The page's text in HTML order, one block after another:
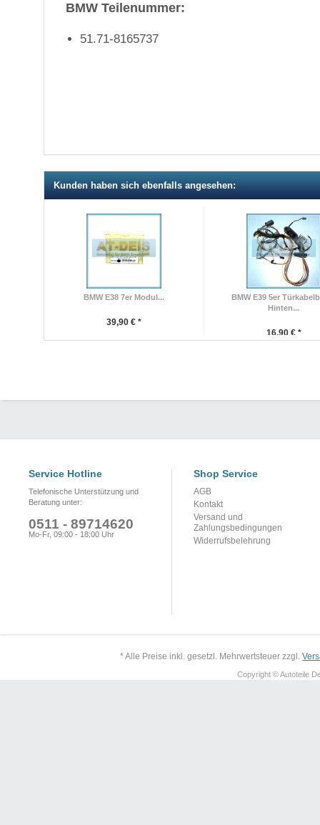
BMW Teilenummer:
51.71-8165737
Kunden haben sich ebenfalls angesehen:
BMW E38 7er Modul...
39,90 € *
BMW E39 5er
Hinten...
16,90 € *
Service Hotline
Telefonische Unterstützung und
Beratung unter:
0511 - 89714620
Mo-Fr, 09:00 - 18:00 Uhr
Shop Service
AGB
Kontakt
Versand und
Zahlungsbedingungen
Widerrufsbelehrung
* Alle Preise inkl. gesetzl. Mehrwertsteuer zzgl.
Copyright © Autoteile